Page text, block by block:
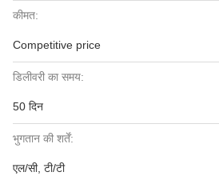
कीमत:
Competitive price
डिलीवरी का समय:
50 दिन
भुगतान की शर्तें:
एल/सी, टी/टी